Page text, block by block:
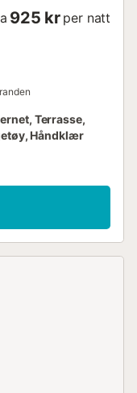
925 kr per natt
Terrasse,
Håndklær